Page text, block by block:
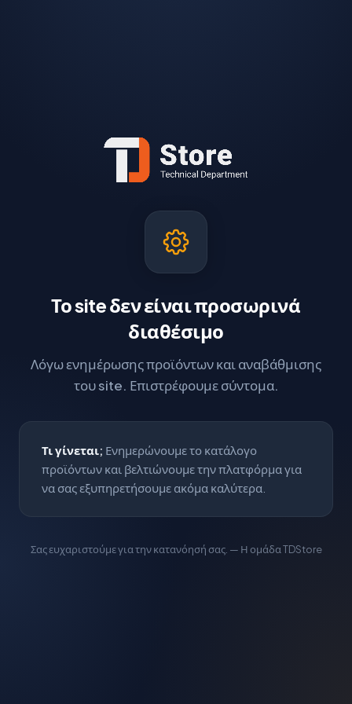
Το site δεν είναι προσωρινά
διαθέσιμο
Λόγω ενημέρωσης προϊόντων και αναβάθμισης
του site. Επιστρέφουμε σύντομα.
Τι γίνεται; Ενημερώνουμε το κατάλογο
προϊόντων και βελτιώνουμε την πλατφόρμα για
να σας εξυπηρετήσουμε ακόμα καλύτερα.
Σας ευχαριστούμε για την κατανόησή σας. — Η ομάδα TDStore